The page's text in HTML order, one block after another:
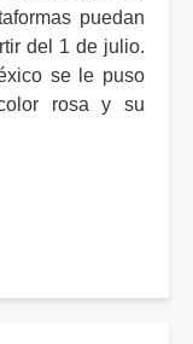
puedan
del 1 de julio.
se le puso
rosa y su